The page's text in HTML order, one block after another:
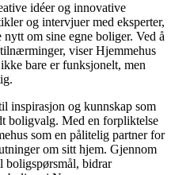
idéer og innovative
og intervjuer med eksperter,
om sine egne boliger. Ved å
viser Hjemmehus
bare er funksjonelt, men
inspirasjon og kunnskap som
boligvalg. Med en forpliktelse
som en pålitelig partner for
om sitt hjem. Gjennom
bidrar